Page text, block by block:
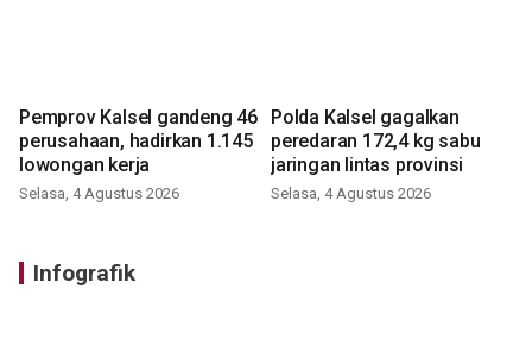
Pemprov Kalsel gandeng 46
perusahaan, hadirkan 1.145
lowongan kerja
Selasa, 4 Agustus 2026
Polda Kalsel gagalkan
peredaran 172,4 kg sabu
jaringan lintas provinsi
Selasa, 4 Agustus 2026
Infografik